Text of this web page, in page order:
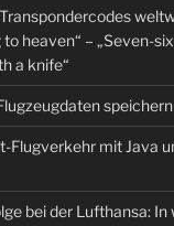
heaven“ – „Seven-
a knife“
Flugverkehr mit Java
bei der Lufthansa: